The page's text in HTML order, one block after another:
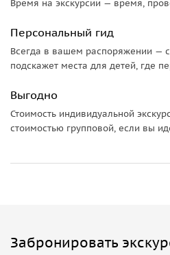
Время на экскурсии — время,
Персональный гид
Всегда в вашем распоряжении —
подскажет места для детей, где
Выгодно
Стоимость индивидуальной
стоимостью групповой, если вы
Забронировать